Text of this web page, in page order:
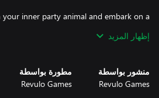
inner party animal and embark on a
share moments of hilarity, and establish
Let the games begin!
إظهار المزيد
منشور بواسطة
Revulo Games
مطورة بواسطة
Revulo Games